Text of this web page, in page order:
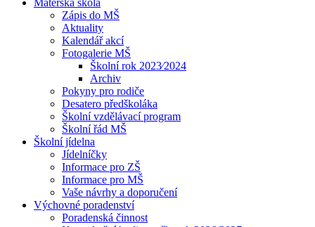
Mateřská škola
Zápis do MŠ
Aktuality
Kalendář akcí
Fotogalerie MŠ
Školní rok 2023⁄2024
Archiv
Pokyny pro rodiče
Desatero předškoláka
Školní vzdělávací program
Školní řád MŠ
Školní jídelna
Jídelníčky
Informace pro ZŠ
Informace pro MŠ
Vaše návrhy a doporučení
Výchovné poradenství
Poradenská činnost